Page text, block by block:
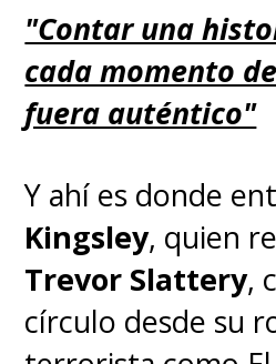
"Contar una
cada momento
fuera auténtico"
Y ahí es donde
Kingsley, quien
Trevor Slattery,
círculo desde su